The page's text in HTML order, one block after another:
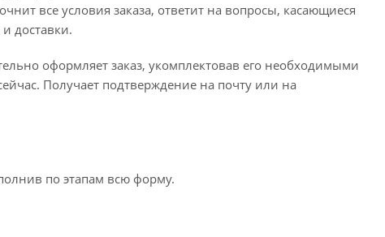
все условия заказа, ответит на вопросы, касающиеся
доставки.
оформляет заказ, укомплектовав его необходимыми
Получает подтверждение на почту или на
по этапам всю форму.